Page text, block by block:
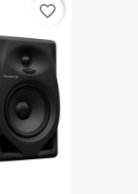
favorite_border